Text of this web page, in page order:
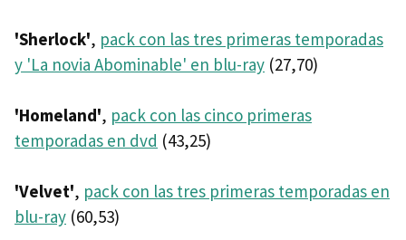
'Sherlock', pack con las tres primeras temporadas
y 'La novia Abominable' en blu-ray (27,70)
'Homeland', pack con las cinco primeras
temporadas en dvd (43,25)
'Velvet', pack con las tres primeras temporadas en
blu-ray (60,53)